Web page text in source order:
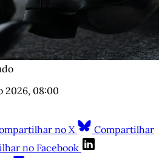
2026, 08:00
no X
Compartilhar
no Facebook